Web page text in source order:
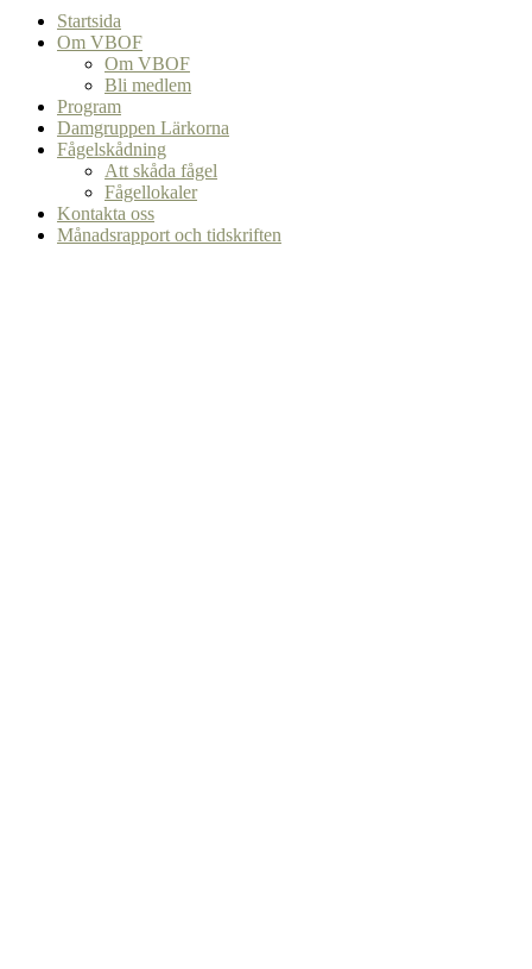
Startsida
Om VBOF
Om VBOF
Bli medlem
Program
Damgruppen Lärkorna
Fågelskådning
Att skåda fågel
Fågellokaler
Kontakta oss
Månadsrapport och tidskriften